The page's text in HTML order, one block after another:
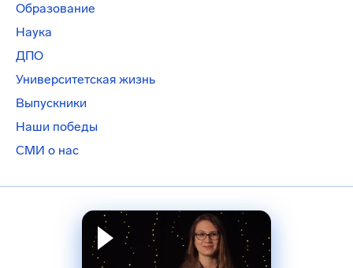
Образование
Наука
ДПО
Университетская жизнь
Выпускники
Наши победы
СМИ о нас